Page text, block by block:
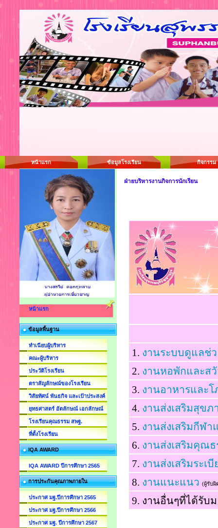
หน้าแรก ข้อมูลโรงเรียน กิจกรรม
หน้าแรก
ข้อมูลพื้นฐาน
ทำเนียบผู้บริหาร
คณะผู้บริหาร
ประวัติโรงเรียน
ตราสัญลักษณ์ของโรงเรียน
วิสัยทัศน์ พันธกิจ และเป้าประสงค์
ยุทธศาสตร์ อัตลักษณ์ เอกลักษณ์
โรงเรียนคุณธรรม สพฐ.
ที่ตั้งโรงเรียน
IQA AWARD
IQA AWARD ปีการศึกษา 2565
การประกันคุณภาพภายใน
ประกาศ มฐ.ปีการศึกษา 2565
ประกาศ มฐ.ปีการศึกษา 2566
ประกาศ มฐ. ปีการศึกษา 2567
ฝ่ายบริหารงานกิจการนักเรียน
1. งานระบบดูแลช่
2. งานหอพักและส
3. งานอาหารและ
4. งานส่งเสริมสุข
5. งานส่งเสริมกีฬ
6. งานส่งเสริมคุณ
7. งานส่งเสริมระเ
8. งานแนะแนว (ผู้รับ
9. งานอื่นๆที่ได้รับ